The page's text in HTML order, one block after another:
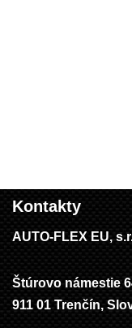
Kontakty
AUTO-FLEX EU,
Štúrovo námestie
911 01 Trenčín,